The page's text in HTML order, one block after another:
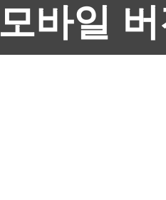
모바일